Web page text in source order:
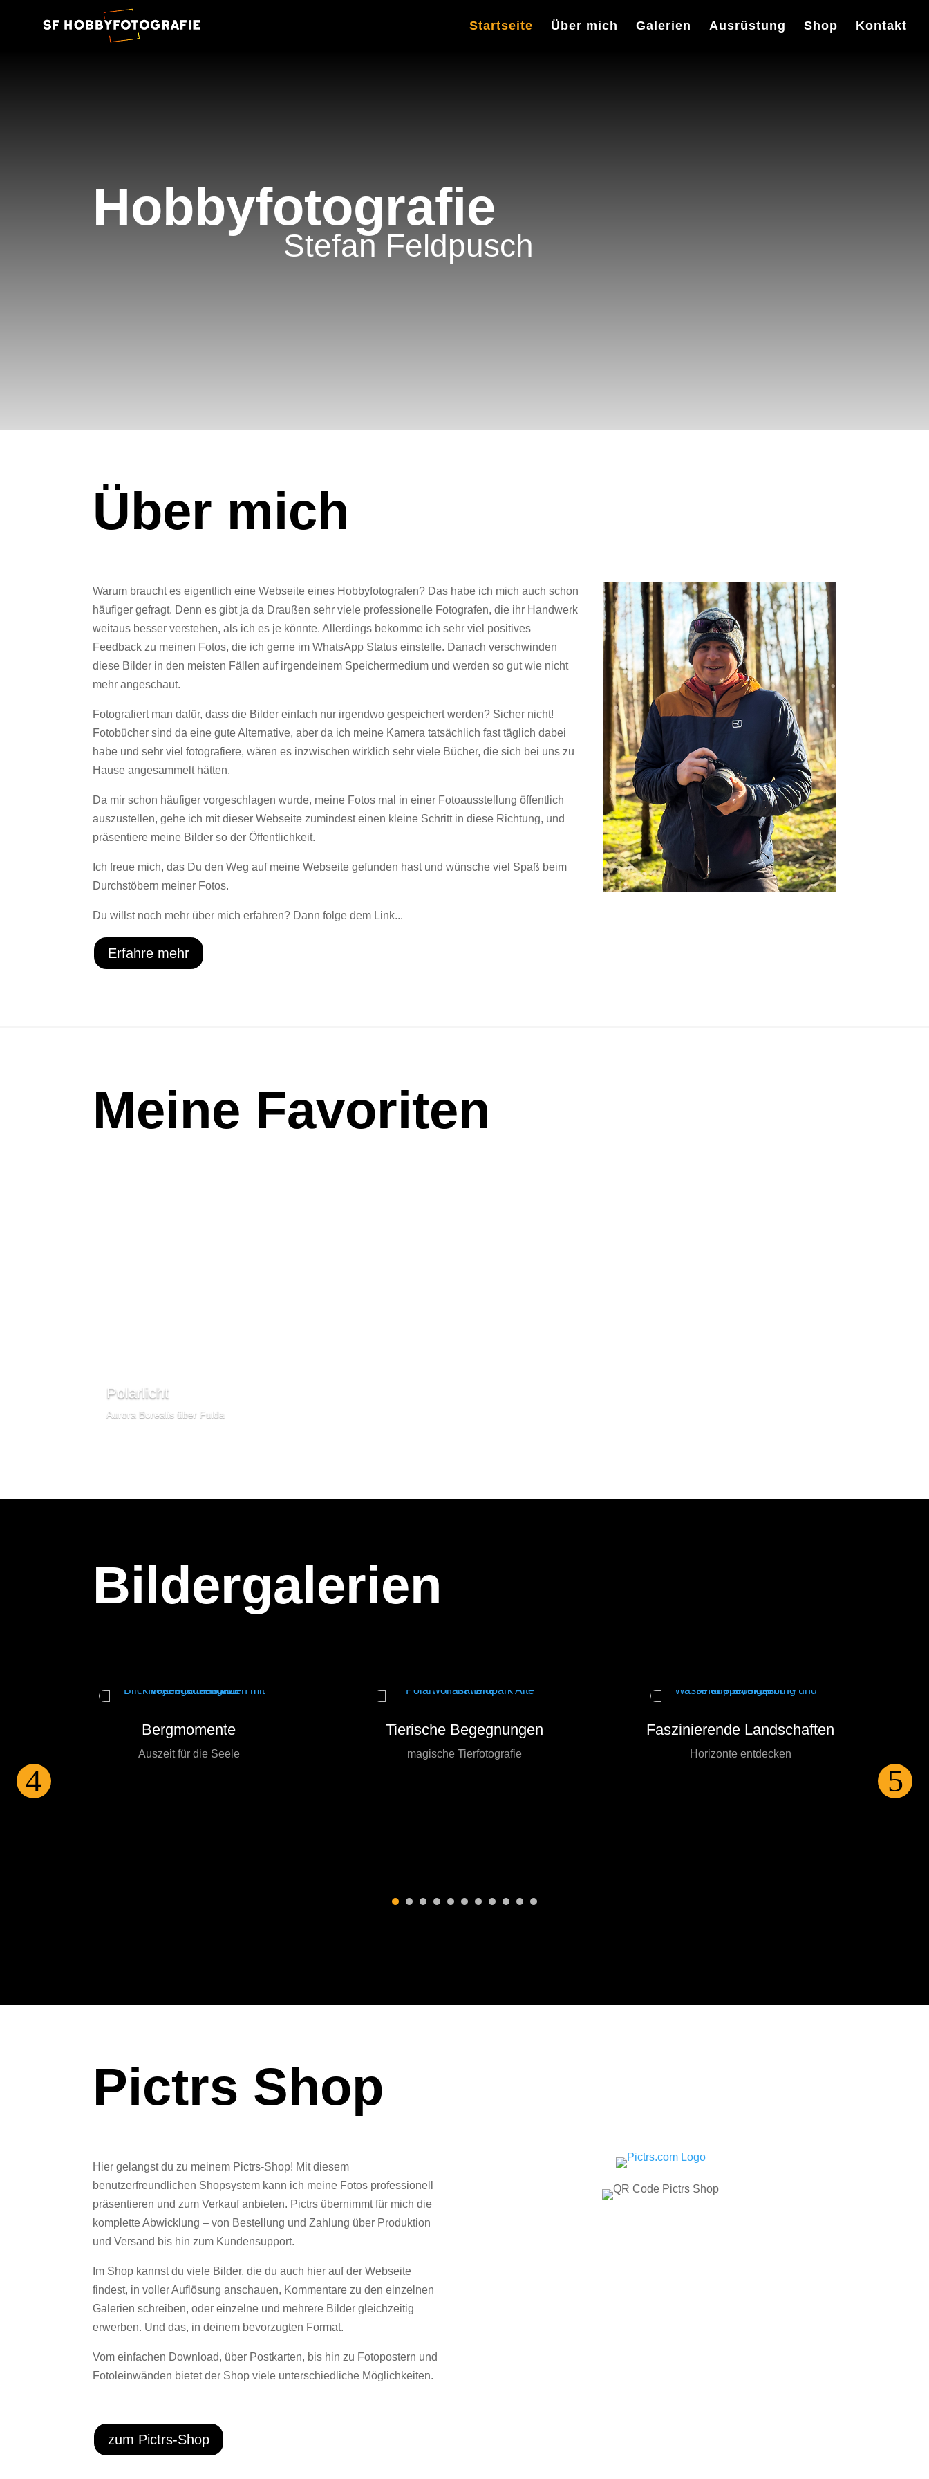
Startseite Über mich Galerien Ausrüstung Shop Kontakt
Hobbyfotografie
Stefan Feldpusch
Über mich
Warum braucht es eigentlich eine Webseite eines Hobbyfotografen? Das habe ich mich auch schon
häufiger gefragt. Denn es gibt ja da Draußen sehr viele professionelle Fotografen, die ihr Handwerk
weitaus besser verstehen, als ich es je könnte. Allerdings bekomme ich sehr viel positives
Feedback zu meinen Fotos, die ich gerne im WhatsApp Status einstelle. Danach verschwinden
diese Bilder in den meisten Fällen auf irgendeinem Speichermedium und werden so gut wie nicht
mehr angeschaut.
Fotografiert man dafür, dass die Bilder einfach nur irgendwo gespeichert werden? Sicher nicht!
Fotobücher sind da eine gute Alternative, aber da ich meine Kamera tatsächlich fast täglich dabei
habe und sehr viel fotografiere, wären es inzwischen wirklich sehr viele Bücher, die sich bei uns zu
Hause angesammelt hätten.
Da mir schon häufiger vorgeschlagen wurde, meine Fotos mal in einer Fotoausstellung öffentlich
auszustellen, gehe ich mit dieser Webseite zumindest einen kleine Schritt in diese Richtung, und
präsentiere meine Bilder so der Öffentlichkeit.
Ich freue mich, das Du den Weg auf meine Webseite gefunden hast und wünsche viel Spaß beim
Durchstöbern meiner Fotos.
Du willst noch mehr über mich erfahren? Dann folge dem Link...
Erfahre mehr
Meine Favoriten
Polarlicht
Aurora Borealis über Fulda
Bildergalerien
Bergmomente
Auszeit für die Seele
Tierische Begegnungen
magische Tierfotografie
Faszinierende Landschaften
Horizonte entdecken
Pictrs Shop
Hier gelangst du zu meinem Pictrs-Shop! Mit diesem
benutzerfreundlichen Shopsystem kann ich meine Fotos professionell
präsentieren und zum Verkauf anbieten. Pictrs übernimmt für mich die
komplette Abwicklung – von Bestellung und Zahlung über Produktion
und Versand bis hin zum Kundensupport.
Im Shop kannst du viele Bilder, die du auch hier auf der Webseite
findest, in voller Auflösung anschauen, Kommentare zu den einzelnen
Galerien schreiben, oder einzelne und mehrere Bilder gleichzeitig
erwerben. Und das, in deinem bevorzugten Format.
Vom einfachen Download, über Postkarten, bis hin zu Fotopostern und
Fotoleinwänden bietet der Shop viele unterschiedliche Möglichkeiten.
zum Pictrs-Shop